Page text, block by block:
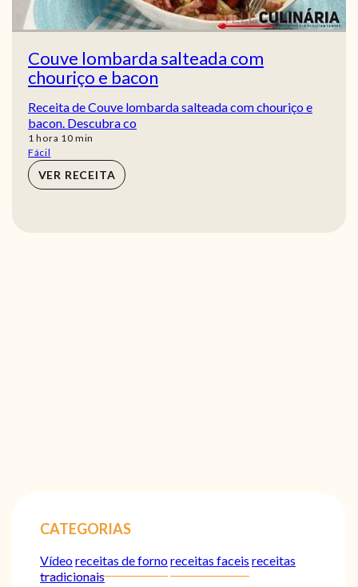
Couve lombarda salteada com
chouriço e bacon
Receita de Couve lombarda salteada com chouriço e
bacon. Descubra co
1 hora
hora 10min
min
Fácil
VER RECEITA
CATEGORIAS
Vídeoreceitas de fornoreceitas faceis receitas
tradicionais